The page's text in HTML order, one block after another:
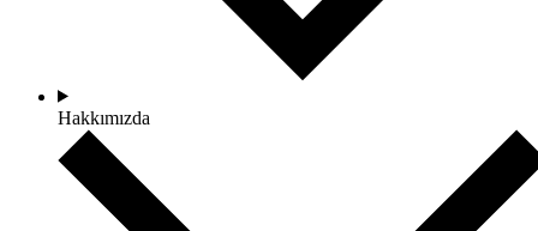
Hakkımızda